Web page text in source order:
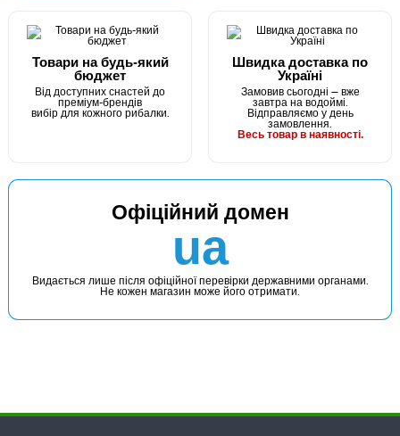
Товари на будь-який
бюджет
Від доступних снастей до
преміум-брендів
вибір для кожного рибалки.
Швидка доставка по
Україні
Замовив сьогодні — вже
завтра на водоймі.
Відправляємо у день
замовлення.
Весь товар в наявності.
Офіційний домен
ua
Видається лише після офіційної перевірки державними органами.
Не кожен магазин може його отримати.